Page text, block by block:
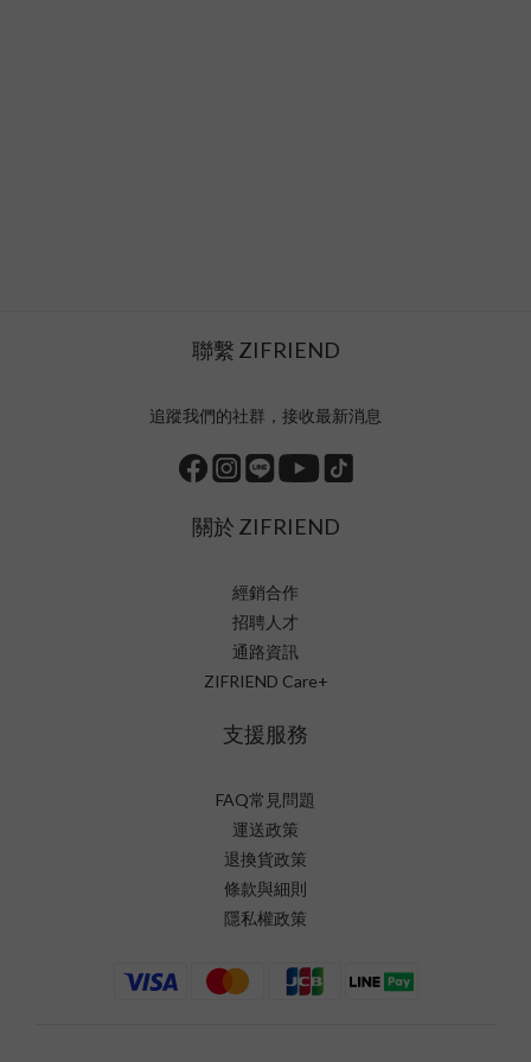
聯繫 ZIFRIEND
追蹤我們的社群，接收最新消息
關於 ZIFRIEND
經銷合作
招聘人才
通路資訊
ZIFRIEND Care+
支援服務
FAQ常見問題
運送政策
退換貨政策
條款與細則
隱私權政策